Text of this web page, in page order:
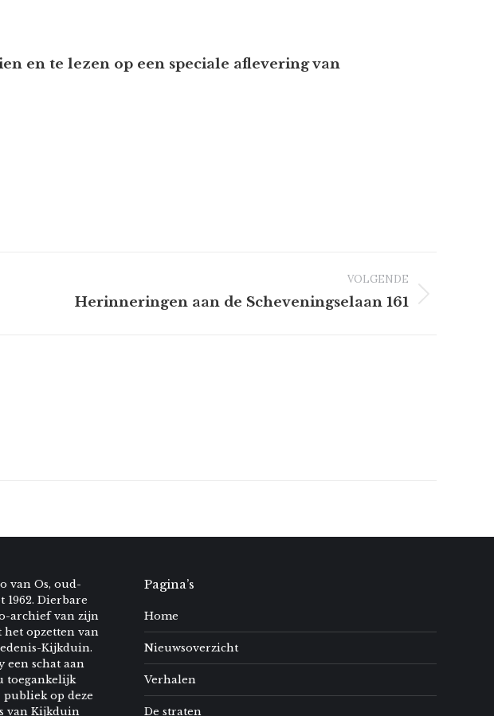
en te lezen op een speciale aflevering van
VOLGENDE
Herinneringen aan de Scheveningselaan 161
van Os, oud-
Dierbare
archief van zijn
opzetten van
Kijkduin.
een schat aan
toegankelijk
op deze
van Kijkduin
Pagina’s
Home
Nieuwsoverzicht
Verhalen
De straten